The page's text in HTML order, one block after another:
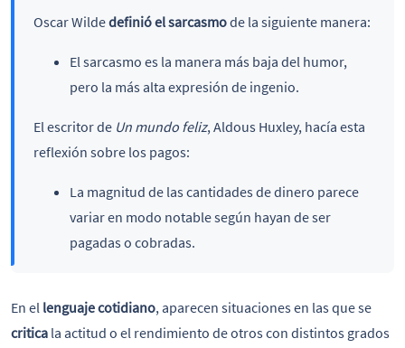
Oscar Wildedefinió el sarcasmode la siguiente manera:
El sarcasmo es la manera más baja del humor,
pero la más alta expresión de ingenio.
El escritor de Un mundo feliz, Aldous Huxley, hacía esta
reflexión sobre los pagos:
La magnitud de las cantidades de dinero parece
variar en modo notable según hayan de ser
pagadas o cobradas.
En el lenguaje cotidiano, aparecen situaciones en las que se
critica la actitud o el rendimiento de otros con distintos grados